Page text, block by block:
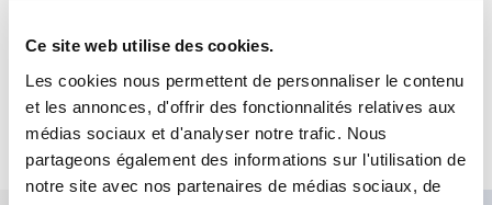
Ce site web utilise des cookies.
Les cookies nous permettent de personnaliser le contenu
et les annonces, d'offrir des fonctionnalités relatives aux
médias sociaux et d'analyser notre trafic. Nous
partageons également des informations sur l'utilisation de
notre site avec nos partenaires de médias sociaux, de
Sélectionner la quantité
Ajouter au devis